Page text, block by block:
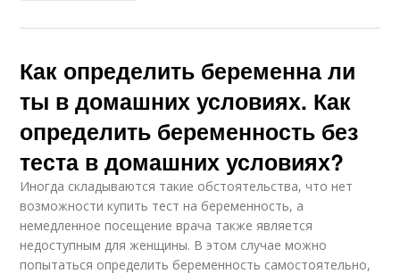
Как определить беременна ли
ты в домашних условиях. Как
определить беременность без
теста в домашних условиях?
Иногда складываются такие обстоятельства, что нет
возможности купить тест на беременность, а
немедленное посещение врача также является
недоступным для женщины. В этом случае можно
попытаться определить беременность самостоятельно,